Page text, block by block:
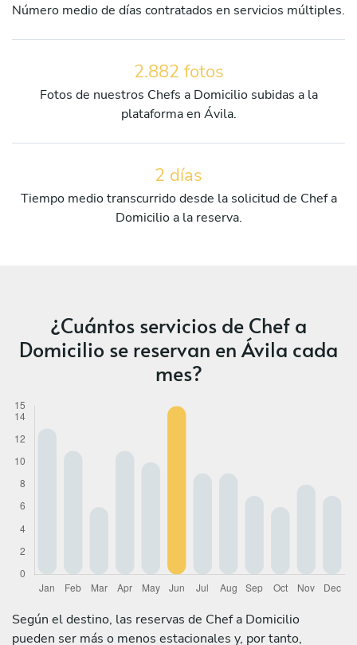
Número medio de días contratados en servicios múltiples.
2.882 fotos
Fotos de nuestros Chefs a Domicilio subidas a la
plataforma en Ávila.
2 días
Tiempo medio transcurrido desde la solicitud de Chef a
Domicilio a la reserva.
¿Cuántos servicios de Chef a
Domicilio se reservan en Ávila cada
mes?
Según el destino, las reservas de Chef a Domicilio
pueden ser más o menos estacionales y, por tanto,